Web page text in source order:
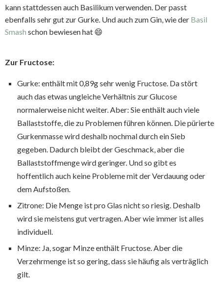
kann stattdessen auch Basilikum verwenden. Der passt
ebenfalls sehr gut zur Gurke. Und auch zum Gin, wie der Basil
Smash schon bewiesen hat 😄
Zur Fructose:
Gurke: enthält mit 0,89g sehr wenig Fructose. Da stört
auch das etwas ungleiche Verhältnis zur Glucose
normalerweise nicht weiter. Aber: Sie enthält auch viele
Ballaststoffe, die zu Problemen führen können. Die pürierte
Gurkenmasse wird deshalb nochmal durch ein Sieb
gegeben. Dadurch bleibt der Geschmack, aber die
Ballaststoffmenge wird geringer. Und so gibt es
hoffentlich auch keine Probleme mit der Verdauung oder
dem Aufstoßen.
Zitrone: Die Menge ist pro Glas nicht so riesig. Deshalb
wird sie meistens gut vertragen. Aber wie immer ist alles
individuell.
Minze: Ja, sogar Minze enthält Fructose. Aber die
Verzehrmenge ist so gering, dass sie häufig als verträglich
gilt.